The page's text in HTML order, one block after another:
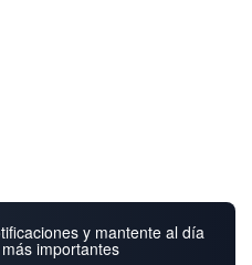
y mantente al día
importantes